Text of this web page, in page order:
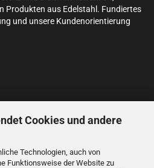
Cookies und andere
Technologien, auch von
Funktionsweise der Website zu
Produkten aus Edelstahl. Fundiertes
und unsere Kundenorientierung